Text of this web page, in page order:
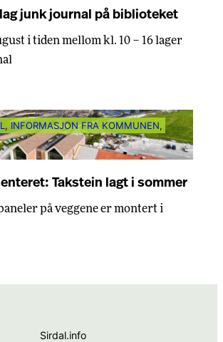
junk journal på biblioteket
i tiden mellom kl. 10 – 16 lager
, INFORMASJON FRA KOMMUNEN
Takstein lagt i sommer
på veggene er montert i
Sirdal.info